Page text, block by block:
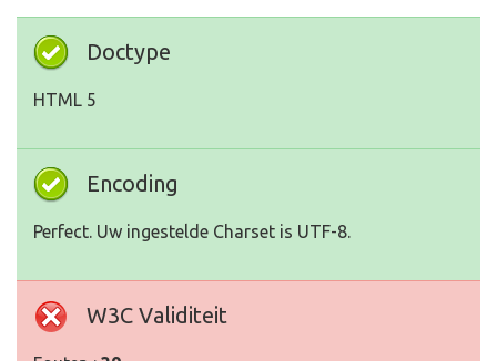
Doctype
HTML 5
Encoding
Perfect. Uw ingestelde Charset is UTF-8.
W3C Validiteit